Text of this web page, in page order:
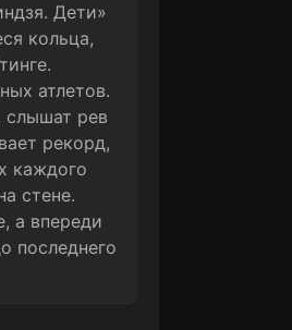
Дети»
кольца,
атлетов.
слышат рев
рекорд,
каждого
стене.
а впереди
последнего